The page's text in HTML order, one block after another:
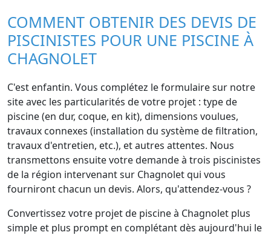
COMMENT OBTENIR DES DEVIS DE
PISCINISTES POUR UNE PISCINE À
CHAGNOLET
C'est enfantin. Vous complétez le formulaire sur notre
site avec les particularités de votre projet : type de
piscine (en dur, coque, en kit), dimensions voulues,
travaux connexes (installation du système de filtration,
travaux d'entretien, etc.), et autres attentes. Nous
transmettons ensuite votre demande à trois piscinistes
de la région intervenant sur Chagnolet qui vous
fourniront chacun un devis. Alors, qu'attendez-vous ?
Convertissez votre projet de piscine à Chagnolet plus
simple et plus prompt en complétant dès aujourd'hui le